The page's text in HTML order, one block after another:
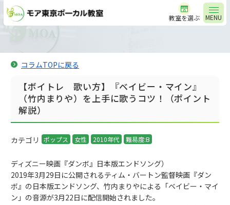
MENU
教室を選ぶ
コラムTOPに戻る
【ボイトレ 歌い方】『ベイビー・マイン』
（竹内まりや）を上手に歌うコツ！（ポイント
解説）
カテゴリ ポップス 女性 2010年代 難易度:B
ディズニー映画『ダンボ』日本版エンドソング）
2019年3月29日に公開されるティム・バートン監督映画『ダン
ボ』の日本版エンドソング、竹内まりやによる「ベイビー・マイ
ン」の音源が3月22日に配信開始されました。